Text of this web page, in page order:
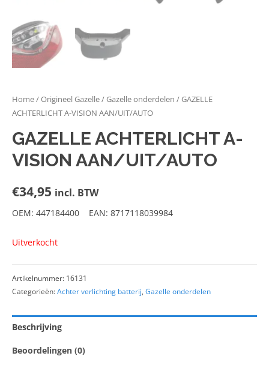
Home/Origineel Gazelle/Gazelle onderdelen / GAZELLE
ACHTERLICHT A-VISION AAN/UIT/AUTO
GAZELLE ACHTERLICHT A-
VISION AAN/UIT/AUTO
€34,95 incl. BTW
OEM: 447184400 EAN: 8717118039984
Uitverkocht
Artikelnummer: 16131
Categorieën:Achter verlichting batterij, Gazelle onderdelen
Beschrijving
Beoordelingen (0)